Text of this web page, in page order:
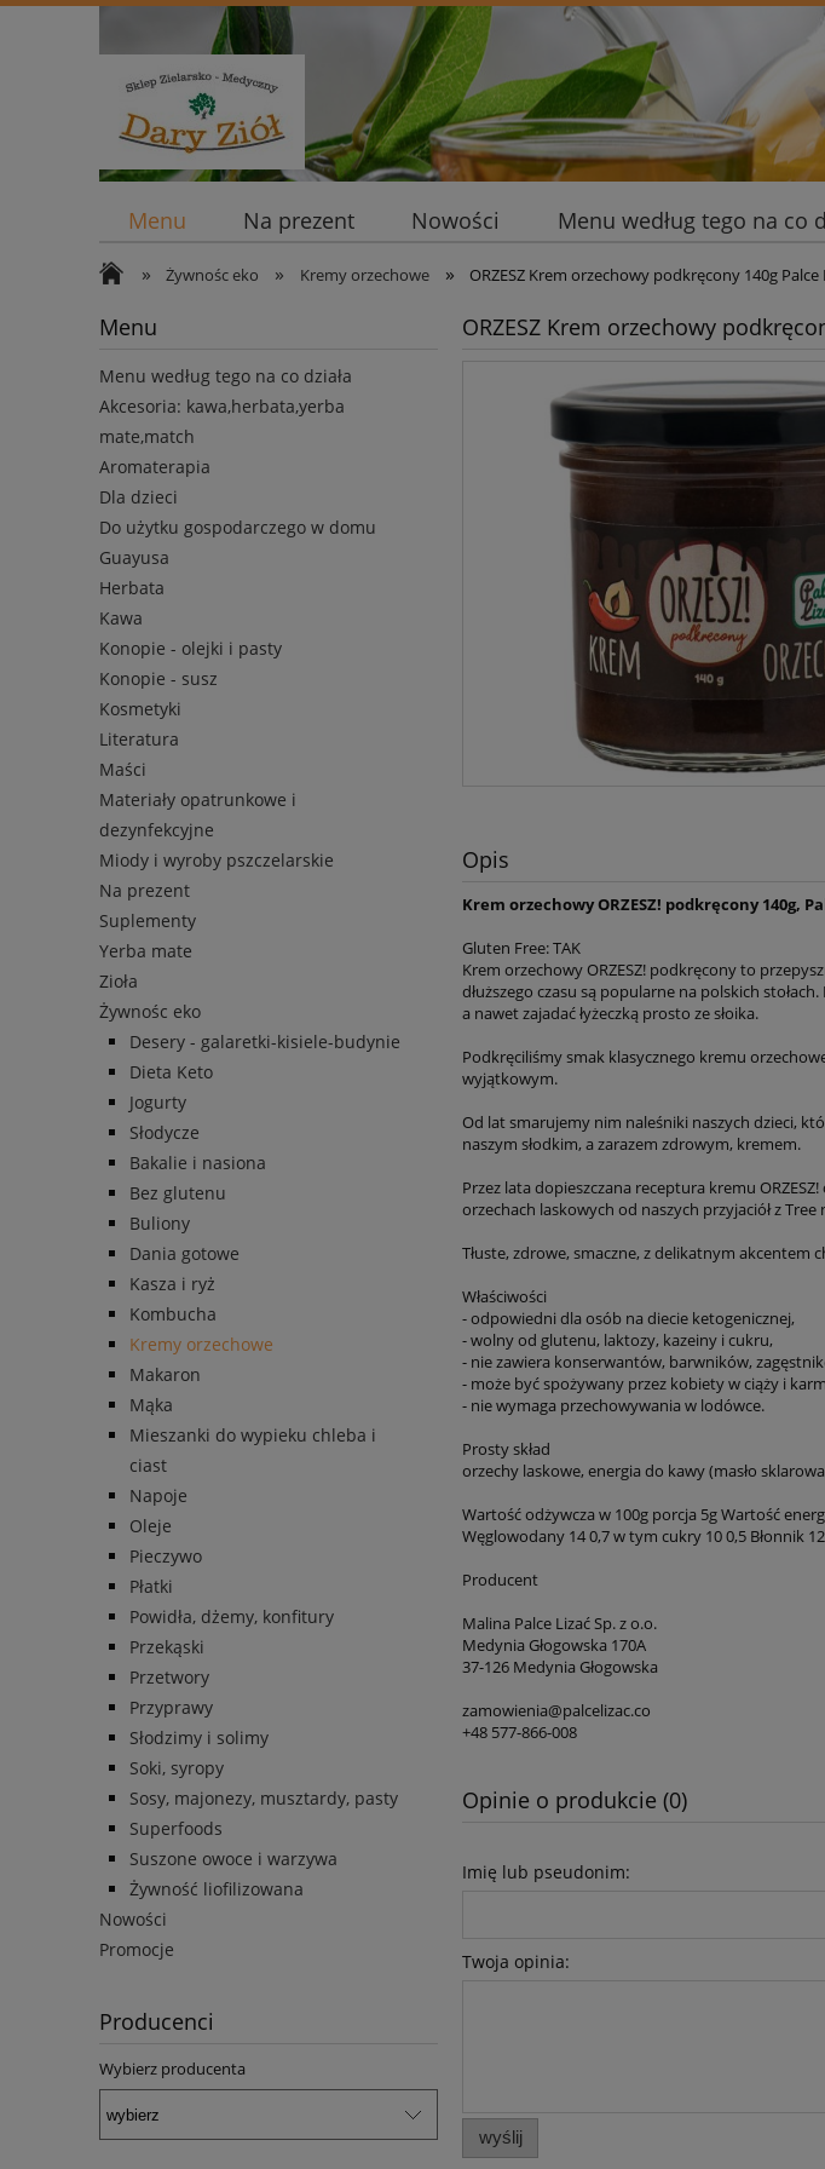
Menu Na prezent Nowości Menu według tego na co
» Żywnośc eko » Kremy orzechowe » ORZESZ Krem orzechowy podkręcony 140g Palce
Menu
Menu według tego na co działa
Akcesoria: kawa,herbata,yerba
mate,match
Aromaterapia
Dla dzieci
Do użytku gospodarczego w domu
Guayusa
Herbata
Kawa
Konopie - olejki i pasty
Konopie - susz
Kosmetyki
Literatura
Maści
Materiały opatrunkowe i
dezynfekcyjne
Miody i wyroby pszczelarskie
Na prezent
Suplementy
Yerba mate
Zioła
Żywnośc eko
Desery - galaretki-kisiele-budynie
Dieta Keto
Jogurty
Słodycze
Bakalie i nasiona
Bez glutenu
Buliony
Dania gotowe
Kasza i ryż
Kombucha
Kremy orzechowe
Makaron
Mąka
Mieszanki do wypieku chleba i
ciast
Napoje
Oleje
Pieczywo
Płatki
Powidła, dżemy, konfitury
Przekąski
Przetwory
Przyprawy
Słodzimy i solimy
Soki, syropy
Sosy, majonezy, musztardy, pasty
Superfoods
Suszone owoce i warzywa
Żywność liofilizowana
Nowości
Promocje
Producenci
Wybierz producenta
ORZESZ Krem orzechowy
Opis
Krem orzechowy ORZESZ! podkręcony 140g,
Gluten Free: TAK
Krem orzechowy ORZESZ! podkręcony to
dłuższego czasu są popularne na polskich
a nawet zajadać łyżeczką prosto ze słoika.
Podkręciliśmy smak klasycznego kremu
wyjątkowym.
Od lat smarujemy nim naleśniki naszych dzieci,
naszym słodkim, a zarazem zdrowym, kremem.
Przez lata dopieszczana receptura kremu
orzechach laskowych od naszych przyjaciół z Tree
Tłuste, zdrowe, smaczne, z delikatnym akcentem
Właściwości
- odpowiedni dla osób na diecie ketogenicznej,
- wolny od glutenu, laktozy, kazeiny i cukru,
- nie zawiera konserwantów, barwników,
- może być spożywany przez kobiety w ciąży i
- nie wymaga przechowywania w lodówce.
Prosty skład
orzechy laskowe, energia do kawy (masło
Wartość odżywcza w 100g porcja 5g Wartość
Węglowodany 14 0,7 w tym cukry 10 0,5 Błonnik 12
Producent
Malina Palce Lizać Sp. z o.o.
Medynia Głogowska 170A
37-126 Medynia Głogowska
zamowienia@palcelizac.co
+48 577-866-008
Opinie o produkcie (0)
Imię lub pseudonim:
Twoja opinia:
wyślij